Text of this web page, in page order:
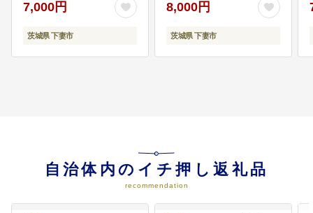
もに力を合わせてまちづくりを進
明性が高い行政運営や、行政計画
させていただきます。
く 国産豚 マルリン】
7,000円
茨城県 下妻市
紅はるか 芋 サツマイモ
甘い 焼き芋 スイートポ
テト 茨城県産 大容量 不
8,000円
茨城県 下妻市
自治体内のイチ押し返礼品
recommendation